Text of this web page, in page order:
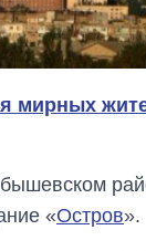
мирных
«Остров».